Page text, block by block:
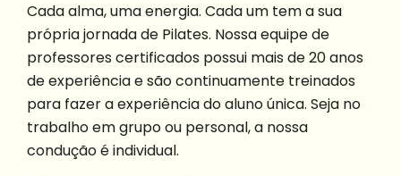
Cada alma, uma energia. Cada um tem a sua
própria jornada de Pilates. Nossa equipe de
professores certificados possui mais de 20 anos
de experiência e são continuamente treinados
para fazer a experiência do aluno única. Seja no
trabalho em grupo ou personal, a nossa
condução é individual.